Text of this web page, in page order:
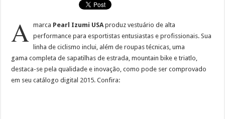
A marca Pearl Izumi USAproduz vestuário de alta
performance para esportistas entusiastas e profissionais. Sua
linha de ciclismo inclui, além de roupas técnicas, uma
gama completa de sapatilhas de estrada, mountain bike e triatlo,
destaca-se pela qualidade e inovação, como pode ser comprovado
em seu catálogo digital 2015. Confira: